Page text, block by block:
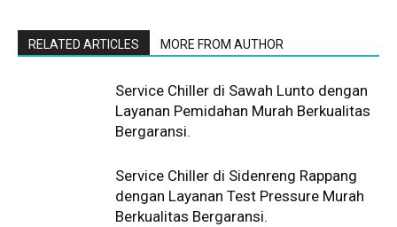
RELATED ARTICLES MORE FROM AUTHOR
Service Chiller di Sawah Lunto dengan
Layanan Pemidahan Murah Berkualitas
Bergaransi.
Service Chiller di Sidenreng Rappang
dengan Layanan Test Pressure Murah
Berkualitas Bergaransi.